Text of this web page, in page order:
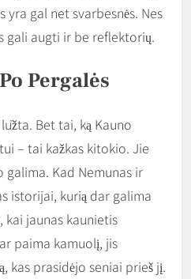
gal net svarbesnės. Nes
gali augti ir be reflektorių.
Pergalės
Bet tai, ką Kauno
– tai kažkas kitokio. Jie
galima. Kad Nemunas ir
istorijai, kurią dar galima
kai jaunas kaunietis
paima kamuolį, jis
kas prasidėjo seniai prieš jį.